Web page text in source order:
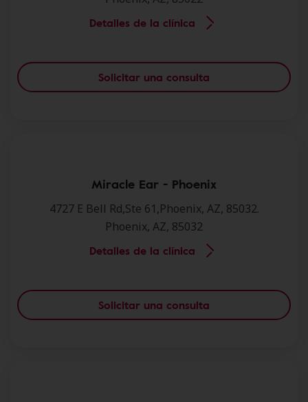
Detalles de la clínica
Solicitar una consulta
Miracle Ear - Phoenix
4727 E Bell Rd,Ste 61,Phoenix, AZ, 85032.
Phoenix, AZ, 85032
Detalles de la clínica
Solicitar una consulta